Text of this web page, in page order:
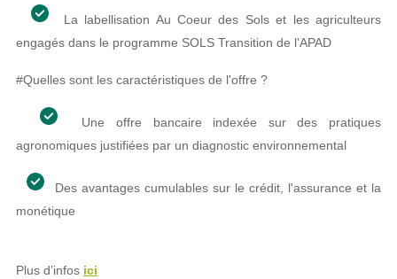
La labellisation Au Coeur des Sols et les agriculteurs
engagés dans le programme SOLS Transition de l'APAD
#Quelles sont les caractéristiques de l'offre ?
Une offre bancaire indexée sur des pratiques
agronomiques justifiées par un diagnostic environnemental
Des avantages cumulables sur le crédit, l'assurance et la
monétique
Plus d’infos ici